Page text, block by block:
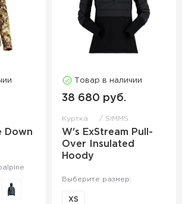
Down
Товар в наличии
38 680 руб.
Куртка SIMMS
W's ExStream Pull-
Over Insulated
Hoody
Выберите размер:
XS